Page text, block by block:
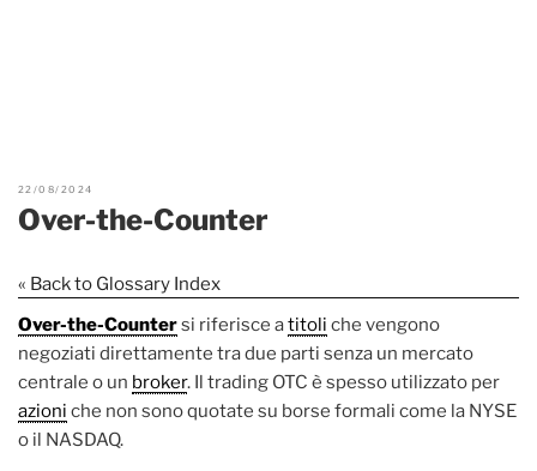
22/08/2024
Over-the-Counter
« Back to Glossary Index
Over-the-Countersi riferisce atitoli che vengono
negoziati direttamente tra due parti senza un mercato
centrale o un broker. Il trading OTC è spesso utilizzato per
azioni che non sono quotate su borse formali come la NYSE
o il NASDAQ.